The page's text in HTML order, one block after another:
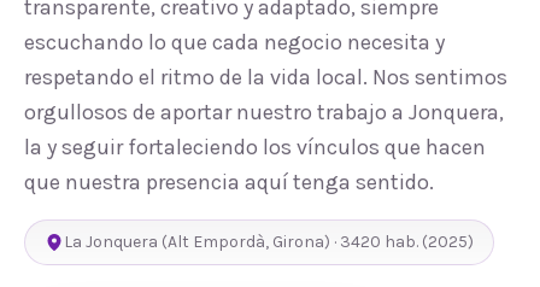
transparente, creativo y adaptado, siempre
escuchando lo que cada negocio necesita y
respetando el ritmo de la vida local. Nos sentimos
orgullosos de aportar nuestro trabajo a Jonquera,
la y seguir fortaleciendo los vínculos que hacen
que nuestra presencia aquí tenga sentido.
La Jonquera (Alt Empordà, Girona) · 3420 hab. (2025)